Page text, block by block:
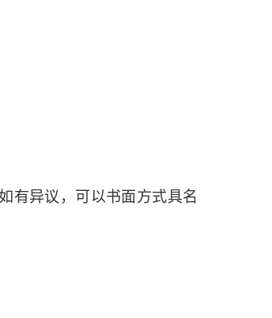
有异议，可以书面方式具名